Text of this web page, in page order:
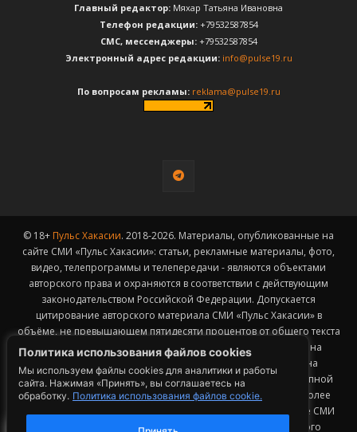
Политика использования файлов cookies
Мы используем файлы cookies для аналитики и работы
сайта. Нажимая «Принять», вы соглашаетесь на
обработку. Политика использования файлов cookie.
Главный редактор: Мяхар Татьяна Ивановна
Телефон редакции:+79532587854
CМС, мессенджеры:+79532587854
Электронный адрес редакции: info@pulse19.ru
По вопросам рекламы: reklama@pulse19.ru
© 18+ Пульс Хакасии. 2018-2026. Материалы, опубликованные на
сайте СМИ «Пульс Хакасии»: статьи, рекламные материалы, фото,
видео, телепрограммы и телепередачи - являются объектами
авторского права и охраняются в соответствии с действующим
законодательством Российской Федерации. Допускается
цитирование авторского материала СМИ «Пульс Хакасии» в
объёме, не превышающем пятидесяти процентов от общего текста
публикации с обязательным размещением гиперссылки на
страницу заимствования материала. Гиперссылка должна
размещаться в тексте цитируемого материала и быть доступной
для индексации поисковыми системами. Заимствование более
50% общего объема материала, опубликованного на сайте СМИ
«Пульс Хакасии», возможно исключительно с письменного